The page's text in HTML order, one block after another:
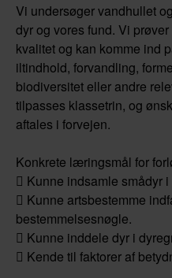
Vi undersøger vandhullet
dyr og vores fund. Vi
kvalitet og kan komme ind
iltindhold, forvandling,
biodiversitet eller andre
tilpasses klassetrin, og
aftales i forvejen.
Konkrete læringsmål for
 Kunne indsamle smådyr i
 Kunne artsbestemme
bestemmelsesnøgle.
 Kunne inddele dyr i
 Kende til faktorer af